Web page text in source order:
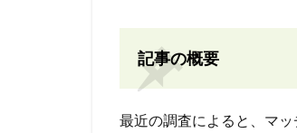
記事の概要
最近の調査によると、マ